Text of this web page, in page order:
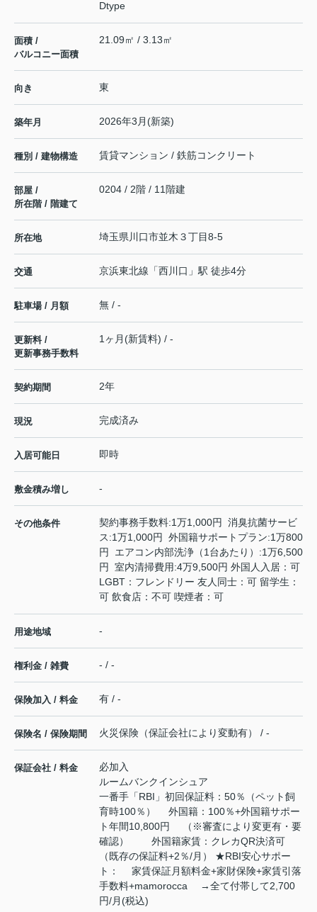
Dtype
面積 /
バルコニー面積
21.09㎡ / 3.13㎡
向き 東
築年月 2026年3月(新築)
種別 / 建物構造 賃貸マンション / 鉄筋コンクリート
部屋 /
所在階 / 階建て
0204 / 2階 / 11階建
所在地 埼玉県 川口市並木 ３丁目8-5
交通 京浜東北線 「西川口 」駅 徒歩4分
駐車場 / 月額 無 / -
更新料 /
更新事務手数料
1ヶ月(新賃料) / -
契約期間 2年
現況 完成済み
入居可能日 即時
敷金積み増し -
その他条件
契約事務手数料:1万1,000円 消臭抗菌サービ
ス:1万1,000円 外国籍サポートプラン:1万800
円 エアコン内部洗浄（1台あたり）:1万6,500
円 室内清掃費用:4万9,500円 外国人入居：可
LGBT：フレンドリー 友人同士：可 留学生：
可 飲食店：不可 喫煙者：可
用途地域 -
権利金 / 雑費 - / -
保険加入 / 料金 有 / -
保険名 / 保険期間 火災保険（保証会社により変動有） / -
保証会社 / 料金
必加入
ルームバンクインシュア
一番手「RBI」初回保証料：50％（ペット飼
育時100％） 外国籍：100％+外国籍サポー
ト年間10,800円 （※審査により変更有・要
確認） 外国籍家賃：クレカQR決済可
（既存の保証料+2％/月） ★RBI安心サポー
ト： 家賃保証月額料金+家財保険+家賃引落
手数料+mamorocca →全て付帯して2,700
円/月(税込)